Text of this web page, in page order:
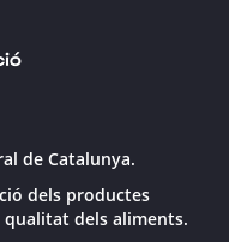
de Catalunya.
dels productes
dels aliments.